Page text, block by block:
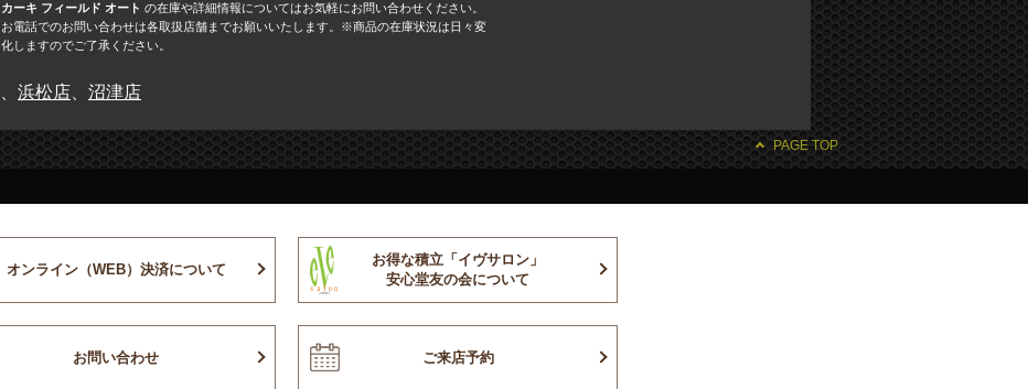
カーキ フィールド オート の在庫や詳細情報についてはお気軽にお問い合わせください。
お電話でのお問い合わせは各取扱店舗までお願いいたします。※商品の在庫状況は日々変
化しますのでご了承ください。
浜松店 沼津店
PAGE TOP
オンライン（WEB）決済について
お得な積立「イヴサロン」
安心堂友の会について
お問い合わせ ご来店予約